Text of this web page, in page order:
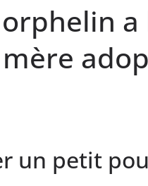
a
mère
un petit